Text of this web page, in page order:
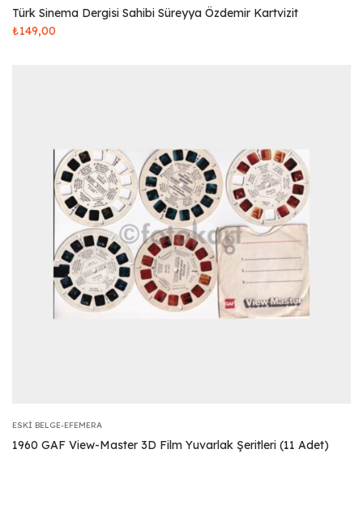
Türk Sinema Dergisi Sahibi Süreyya Özdemir Kartvizit
₺149,00
ESKI BELGE-EFEMERA
1960 GAF View-Master 3D Film Yuvarlak Şeritleri (11 Adet)